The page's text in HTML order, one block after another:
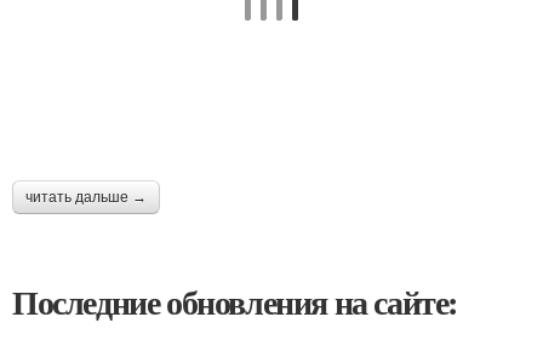
читать дальше →
Последние обновления на сайте: